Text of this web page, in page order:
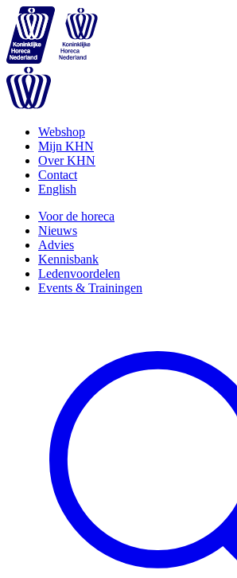
Webshop
Mijn KHN
Over KHN
Contact
English
Voor de horeca
Nieuws
Advies
Kennisbank
Ledenvoordelen
Events & Trainingen